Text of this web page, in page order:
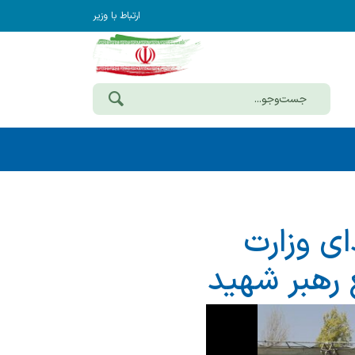
ارتباط با وزیر
وزارت
رهبر شهید